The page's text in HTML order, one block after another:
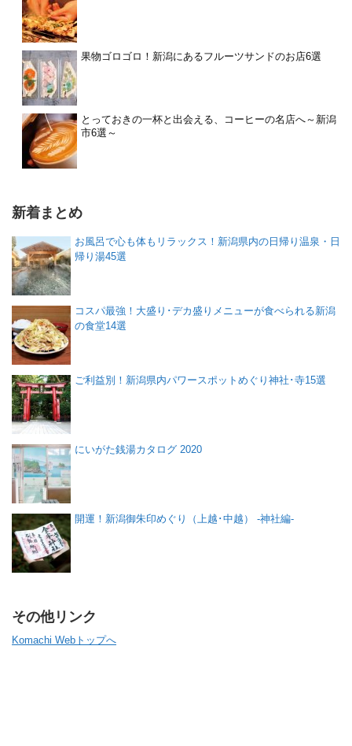
果物ゴロゴロ！新潟にあるフルーツサンドのお店6選
とっておきの一杯と出会える、コーヒーの名店へ～新潟
市6選～
新着まとめ
お風呂で心も体もリラックス！新潟県内の日帰り温泉・日
帰り湯45選
コスパ最強！大盛り･デカ盛りメニューが食べられる新潟
の食堂14選
ご利益別！新潟県内パワースポットめぐり神社･寺15選
にいがた銭湯カタログ 2020
開運！新潟御朱印めぐり（上越･中越） -神社編-
その他リンク
Komachi Webトップへ